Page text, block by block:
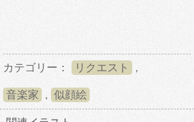
カテゴリー： リクエスト ,
音楽家 , 似顔絵